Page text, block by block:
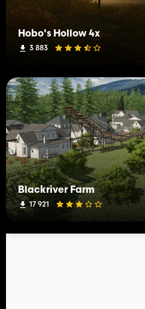
Hobo's Hollow 4x
3 883
Blackriver Farm
17 921